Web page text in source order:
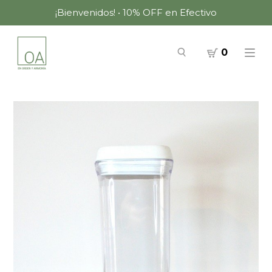
¡Bienvenidos! • 10% OFF en Efectivo
0